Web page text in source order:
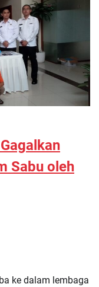
Sabu oleh
ke dalam lembaga